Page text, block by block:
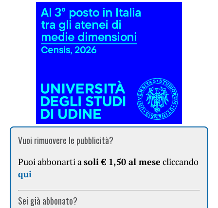
Vuoi rimuovere le pubblicità?
Puoi abbonarti asoli € 1,50 al mese cliccando
qui
Sei già abbonato?